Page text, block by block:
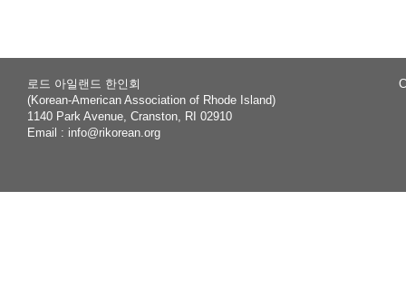
로드 아일랜드 한인회
(Korean-American Association of Rhode Island)
1140 Park Avenue, Cranston, RI 02910
Email : info@rikorean.org